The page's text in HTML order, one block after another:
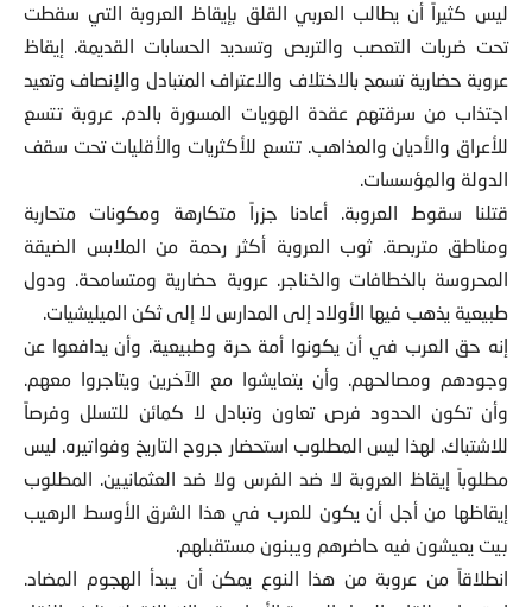
ليس كثيراً أن يطالب العربي القلق بإيقاظ العروبة التي سقطت
تحت ضربات التعصب والتربص وتسديد الحسابات القديمة. إيقاظ
عروبة حضارية تسمح بالاختلاف والاعتراف المتبادل والإنصاف وتعيد
اجتذاب من سرقتهم عقدة الهويات المسورة بالدم. عروبة تتسع
للأعراق والأديان والمذاهب. تتسع للأكثريات والأقليات تحت سقف
الدولة والمؤسسات.
قتلنا سقوط العروبة. أعادنا جزراً متكارهة ومكونات متحاربة
ومناطق متربصة. ثوب العروبة أكثر رحمة من الملابس الضيقة
المحروسة بالخطافات والخناجر. عروبة حضارية ومتسامحة. ودول
طبيعية يذهب فيها الأولاد إلى المدارس لا إلى ثكن الميليشيات.
إنه حق العرب في أن يكونوا أمة حرة وطبيعية. وأن يدافعوا عن
وجودهم ومصالحهم. وأن يتعايشوا مع الآخرين ويتاجروا معهم.
وأن تكون الحدود فرص تعاون وتبادل لا كمائن للتسلل وفرصاً
للاشتباك. لهذا ليس المطلوب استحضار جروح التاريخ وفواتيره. ليس
مطلوباً إيقاظ العروبة لا ضد الفرس ولا ضد العثمانيين. المطلوب
إيقاظها من أجل أن يكون للعرب في هذا الشرق الأوسط الرهيب
بيت يعيشون فيه حاضرهم ويبنون مستقبلهم.
انطلاقاً من عروبة من هذا النوع يمكن أن يبدأ الهجوم المضاد.